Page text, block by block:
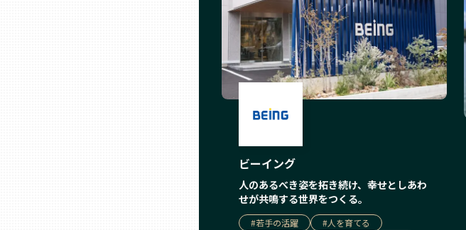
ビーイング
人のあるべき姿を拓き続け、幸せとしあわ
せが共鳴する世界をつくる。
#若手の活躍 #人を育てる